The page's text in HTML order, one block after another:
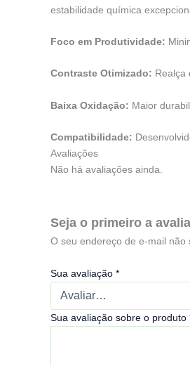
estabilidade química
Foco em Produtividade:
Contraste Otimizado: Realça
Baixa Oxidação: Maior
Compatibilidade:
Avaliações
Não há avaliações ainda.
Seja o primeiro a
O seu endereço de e-mail não
Sua avaliação *
Sua avaliação sobre o produto